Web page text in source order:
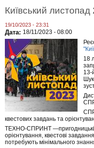
Київський
19/10/2023 - 23:31
Дата: 18/11/2023 - 08:00
18
13-
квестових завдань та
ТЕХНО-СПРИНТ —пригодницькі
орієнтування, квестові
потребують мінімального